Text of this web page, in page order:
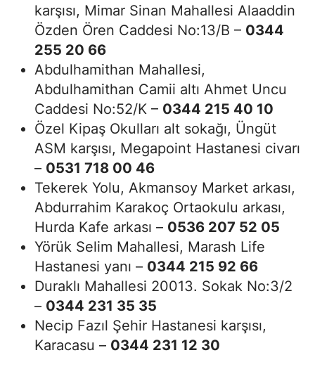
karşısı, Mimar Sinan Mahallesi Alaaddin
Özden Ören Caddesi No:13/B – 0344
255 20 66
Abdulhamithan Mahallesi,
Abdulhamithan Camii altı Ahmet Uncu
Caddesi No:52/K – 0344 215 40 10
Özel Kipaş Okulları alt sokağı, Üngüt
ASM karşısı, Megapoint Hastanesi civarı
– 0531 718 00 46
Tekerek Yolu, Akmansoy Market arkası,
Abdurrahim Karakoç Ortaokulu arkası,
Hurda Kafe arkası – 0536 207 52 05
Yörük Selim Mahallesi, Marash Life
Hastanesi yanı – 0344 215 92 66
Duraklı Mahallesi 20013. Sokak No:3/2
– 0344 231 35 35
Necip Fazıl Şehir Hastanesi karşısı,
Karacasu – 0344 231 12 30